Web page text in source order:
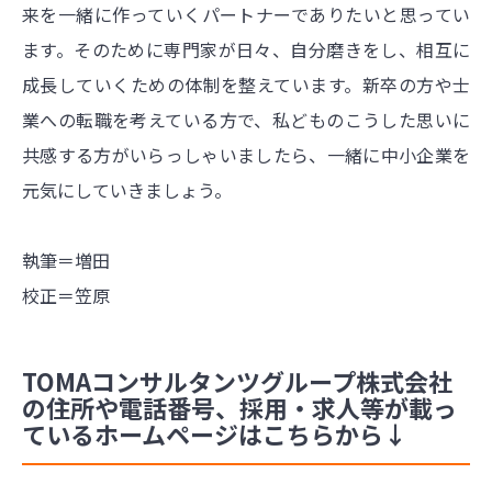
来を一緒に作っていくパートナーでありたいと思ってい
ます。そのために専門家が日々、自分磨きをし、相互に
成長していくための体制を整えています。新卒の方や士
業への転職を考えている方で、私どものこうした思いに
共感する方がいらっしゃいましたら、一緒に中小企業を
元気にしていきましょう。
執筆＝増田
校正＝笠原
TOMAコンサルタンツグループ株式会社
の住所や電話番号、採用・求人等が載っ
ているホームページはこちらから↓